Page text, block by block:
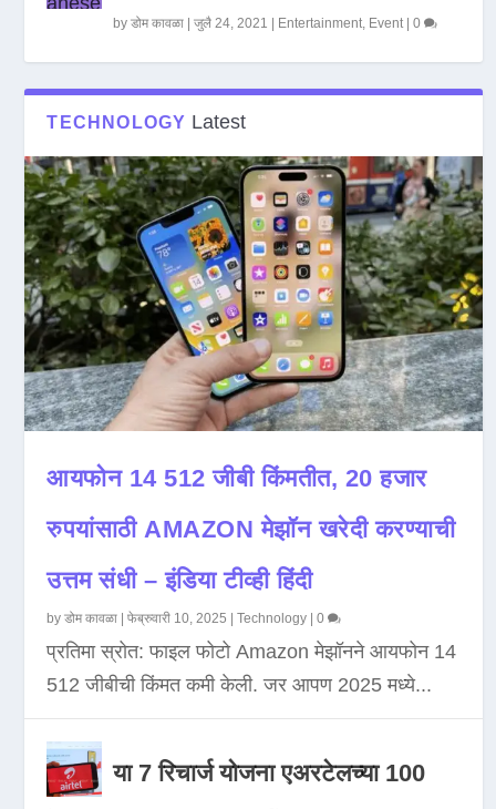
byडोम कावळा |जुलै 24, 2021 Entertainment, Event|0
TECHNOLOGY Latest
आयफोन 14 512 जीबी किंमतीत, 20 हजार
रुपयांसाठी AMAZON मेझॉन खरेदी करण्याची
उत्तम संधी – इंडिया टीव्ही हिंदी
byडोम कावळा |फेब्रुवारी 10, 2025 |Technology |0
प्रतिमा स्रोत: फाइल फोटो Amazon मेझॉनने आयफोन 14
512 जीबीची किंमत कमी केली. जर आपण 2025 मध्ये...
या 7 रिचार्ज योजना एअरटेलच्या 100